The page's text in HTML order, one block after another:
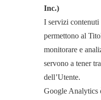
Inc.)
I servizi contenuti
permettono al
monitorare e
servono a tener
dell’Utente.
Google Analytics